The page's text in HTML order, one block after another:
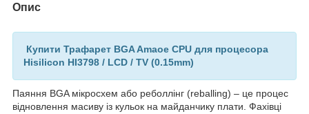
Опис
Купити Трафарет BGA Amaoe CPU для процесора
Hisilicon HI3798 / LCD / TV (0.15mm)
Паяння BGA мікросхем або реболлінг (reballing) – це процес
відновлення масиву із кульок на майданчику плати. Фахівці